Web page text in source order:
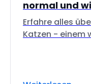
normal und
Erfahre alles
Katzen - einem